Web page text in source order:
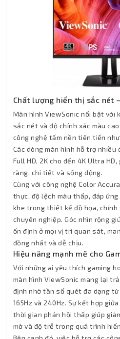
Chất lượng hiển thị sắc nét
Màn hình ViewSonic nổi bật với
sắc nét và độ chính xác màu
công nghệ tấm nền tiên tiến như
Các dòng màn hình hỗ trợ
Full HD, 2K cho đến 4K Ultra
ràng, chi tiết và sống động.
Cùng với công nghệ Color
thực, độ lệch màu thấp, đáp
khe trong thiết kế đồ họa, chỉnh
chuyên nghiệp. Góc nhìn rộng
ổn định ở mọi vị trí quan sát,
đồng nhất và dễ chịu.
Hiệu năng mạnh mẽ cho
Với những ai yêu thích gaming
màn hình ViewSonic mang lại
định nhờ tần số quét đa dạng từ
165Hz và 240Hz. Sự kết hợp
thời gian phản hồi thấp giúp
mờ và độ trễ trong quá trình